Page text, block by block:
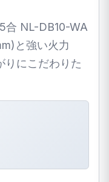
合 NL-DB10-WA
と強い火力
りにこだわりた